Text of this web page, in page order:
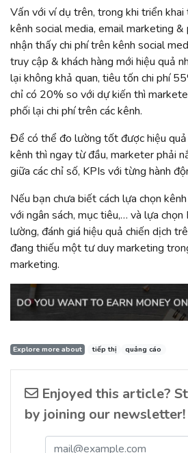
Vấn với ví dụ trên, trong khi triển
kênh social media, email marketing
nhận thấy chi phí trên kênh social
truy cập & khách hàng mới hiệu quả
lại không khả quan, tiêu tốn chi phí
chỉ có 20% so với dự kiến thì
phối lại chi phí trên các kênh.
Để có thể đo lường tốt được hiệu
kênh thì ngay từ đầu, marketer phải
giữa các chỉ số, KPIs với từng hành
Nếu bạn chưa biết cách lựa chọn
với ngân sách, mục tiêu,… và lựa
lường, đánh giá hiệu quả chiến dịch
đang thiếu một tư duy marketing
marketing.
Explore more about tiếp thị quảng cáo
Enjoyed this article?
by joining our newsletter!